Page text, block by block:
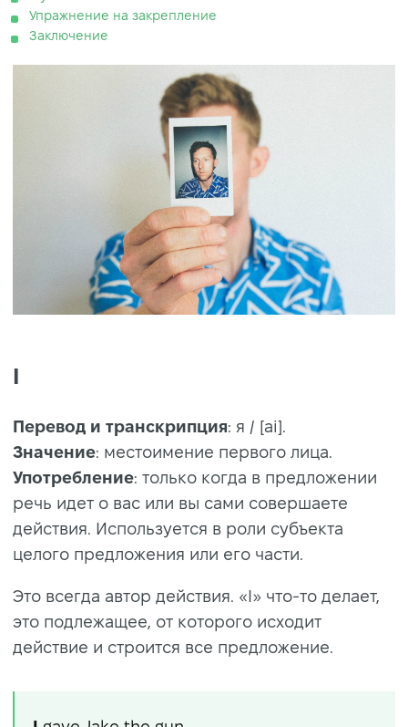
Упражнение на закрепление
Заключение
I
Перевод и транскрипция: я / [ai].
Значение: местоимение первого лица.
Употребление: только когда в предложении
речь идет о вас или вы сами совершаете
действия. Используется в роли субъекта
целого предложения или его части.
Это всегда автор действия. «I» что-то делает,
это подлежащее, от которого исходит
действие и строится все предложение.